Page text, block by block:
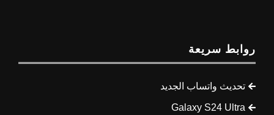
روابط سريعة
تحديث واتساب الجديد
Galaxy S24 Ultra